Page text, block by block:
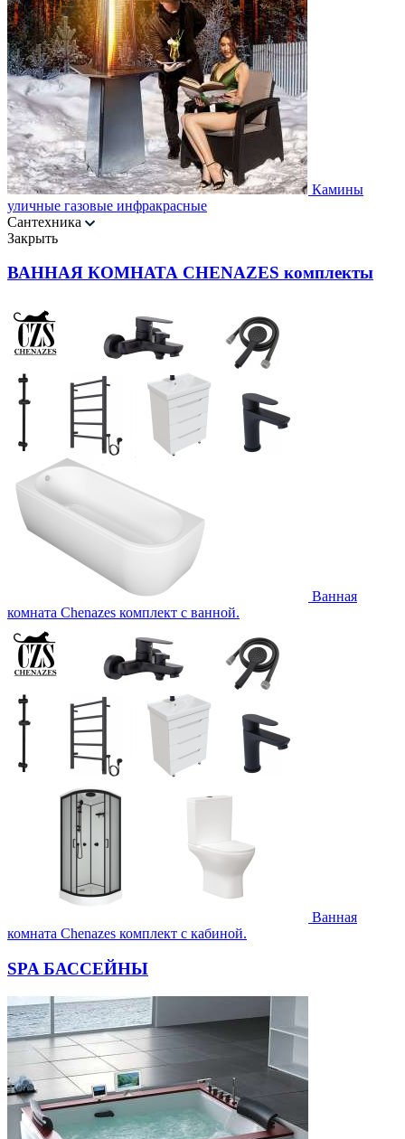
Камины
уличные газовые инфракрасные
Сантехника
Закрыть
ВАННАЯ КОМНАТА CHENAZES комплекты
Ванная
комната Chenazes комплект с ванной.
Ванная
комната Chenazes комплект с кабиной.
SPA БАССЕЙНЫ